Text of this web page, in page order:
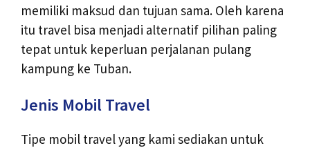
memiliki maksud dan tujuan sama. Oleh karena
itu travel bisa menjadi alternatif pilihan paling
tepat untuk keperluan perjalanan pulang
kampung ke Tuban.
Jenis Mobil Travel
Tipe mobil travel yang kami sediakan untuk